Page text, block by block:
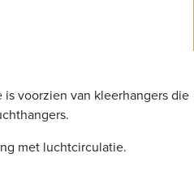
voorzien van kleerhangers die
met luchtcirculatie.